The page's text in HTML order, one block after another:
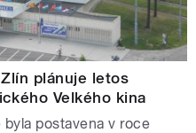
plánuje letos
Velkého kina
byla postavena v roce